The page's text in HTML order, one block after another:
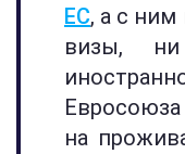
ЕС, а с
визы,
на